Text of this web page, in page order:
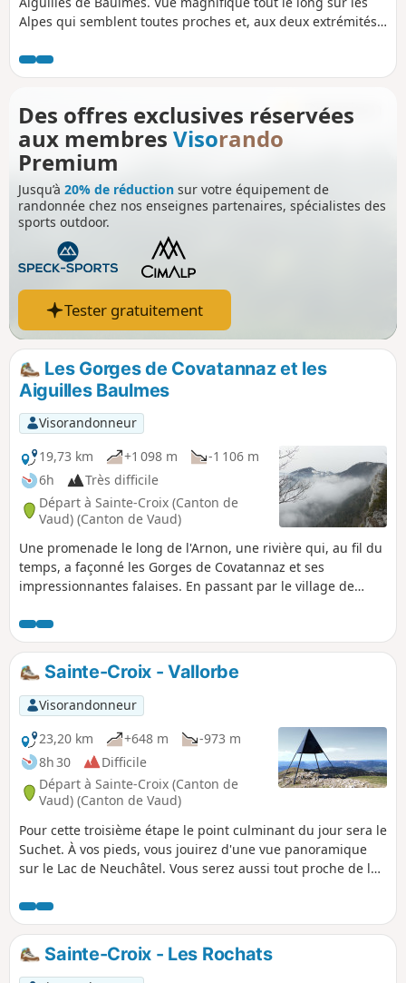
Alpes qui semblent toutes proches et, aux deux extrémités,
du circuit n'est pas garanti.
Des offres exclusives réservées
aux membres Visorando
Premium
Jusqu’à 20% de réduction sur votre équipement de
randonnée chez nos enseignes partenaires, spécialistes des
sports outdoor.
Tester gratuitement
Les Gorges de Covatannaz et les
Aiguilles Baulmes
Visorandonneur
19,73 km
+1 098 m
-1 106 m
6h
Très difficile
Départ à Sainte-Croix (Canton de
Vaud) (Canton de Vaud)
Une promenade le long de l'Arnon, une rivière qui, au fil du
temps, a façonné les Gorges de Covatannaz et ses
impressionnantes falaises. En passant par le village de
direction des Aiguilles de Baulmes, ensemble de crêts
culminant à 1560 m. Le cheminement le long de la crête
offre un magnifique panorama à 180° sur les Alpes, le Lac
de Neuchâtel, le Lac Léman et le plateau Vaudois.
Sainte-Croix - Vallorbe
Visorandonneur
23,20 km
+648 m
-973 m
8h 30
Difficile
Départ à Sainte-Croix (Canton de
Vaud) (Canton de Vaud)
Pour cette troisième étape le point culminant du jour sera le
Suchet. À vos pieds, vous jouirez d'une vue panoramique
sur le Lac de Neuchâtel. Vous serez aussi tout proche de la
présence de l'ancien artisanat du chemin de fer.
Sainte-Croix - Les Rochats